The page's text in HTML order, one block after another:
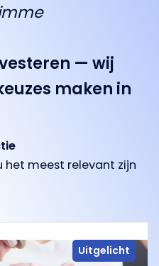
— wij
maken in
het meest relevant zijn
Uitgelicht